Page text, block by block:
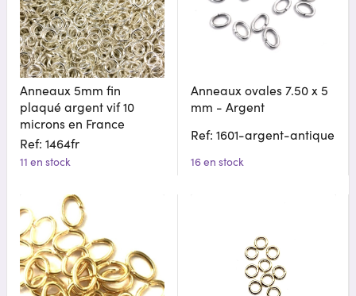
Anneaux 5mm fin
plaqué argent vif 10
microns en France
Ref: 1464fr
11 en stock
Anneaux ovales 7.50 x 5
mm - Argent
Ref: 1601-argent-antique
16 en stock